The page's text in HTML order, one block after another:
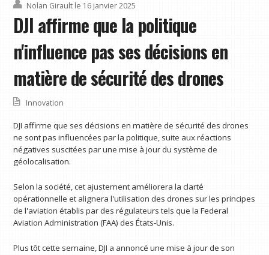
Nolan Girault le 16 janvier 2025
DJI affirme que la politique
n'influence pas ses décisions en
matière de sécurité des drones
Innovation
DJI affirme que ses décisions en matière de sécurité des drones
ne sont pas influencées par la politique, suite aux réactions
négatives suscitées par une mise à jour du système de
géolocalisation.
Selon la société, cet ajustement améliorera la clarté
opérationnelle et alignera l'utilisation des drones sur les principes
de l'aviation établis par des régulateurs tels que la Federal
Aviation Administration (FAA) des États-Unis.
Plus tôt cette semaine, DJI a annoncé une mise à jour de son